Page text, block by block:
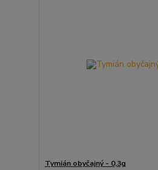
Tymián obyčajný - 0,3g